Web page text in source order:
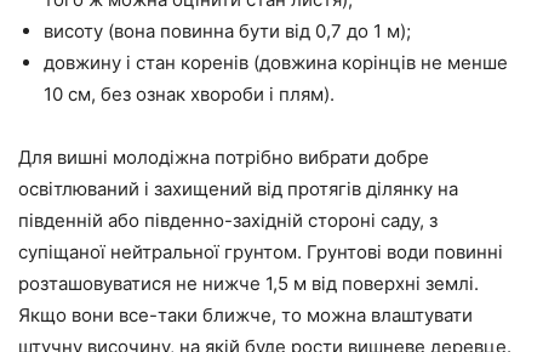
висоту (вона повинна бути від 0,7 до 1 м);
довжину і стан коренів (довжина корінців не менше
10 см, без ознак хвороби і плям).
Для вишні молодіжна потрібно вибрати добре
освітлюваний і захищений від протягів ділянку на
південній або південно-західній стороні саду, з
супіщаної нейтральної грунтом. Грунтові води повинні
розташовуватися не нижче 1,5 м від поверхні землі.
Якщо вони все-таки ближче, то можна влаштувати
штучну височину, на якій буде рости вишневе деревце.